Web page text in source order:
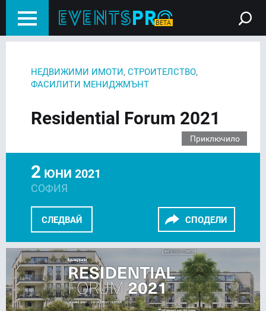
НЕДВИЖИМИ ИМОТИ, СТРОИТЕЛСТВО,
ФАСИЛИТИ МЕНИДЖМЪНТ
Residential Forum 2021
Приключило
СЛЕДВАЙ СПОДЕЛИ
2 ЮНИ 2021
СОФИЯ
FACEBOOK LINKEDIN